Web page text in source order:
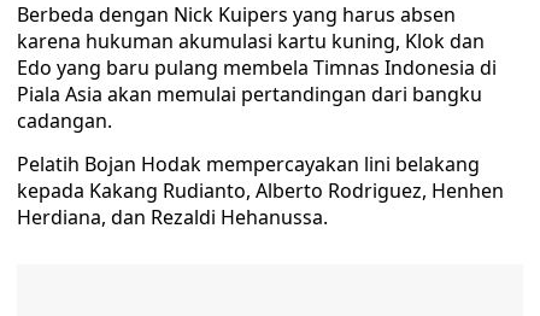
Berbeda dengan Nick Kuipers yang harus absen
karena hukuman akumulasi kartu kuning, Klok dan
Edo yang baru pulang membela Timnas Indonesia di
Piala Asia akan memulai pertandingan dari bangku
cadangan.
Pelatih Bojan Hodak mempercayakan lini belakang
kepada Kakang Rudianto, Alberto Rodriguez, Henhen
Herdiana, dan Rezaldi Hehanussa.